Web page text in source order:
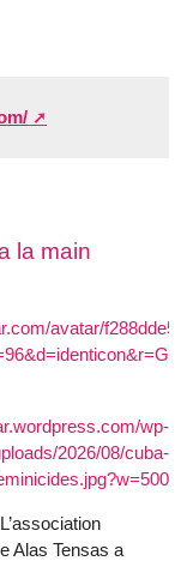
la main
Alas Tensas a